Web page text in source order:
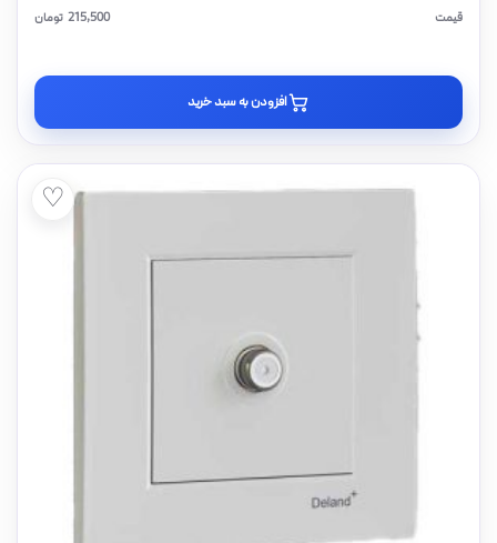
قیمت تومان 215,500
افزودن به سبد خرید
♡